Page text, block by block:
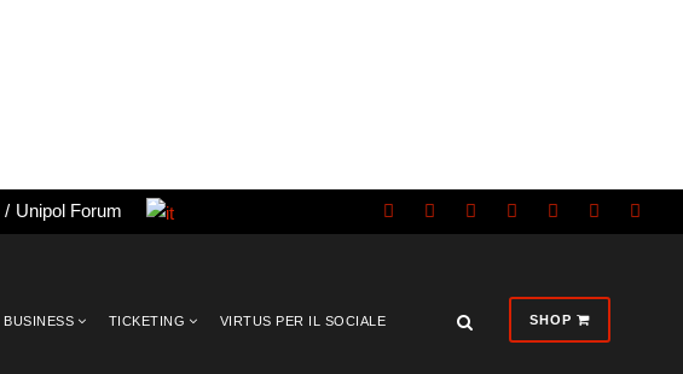
/ Unipol Forum
BUSINESS TICKETING VIRTUS PER IL SOCIALE SHOP